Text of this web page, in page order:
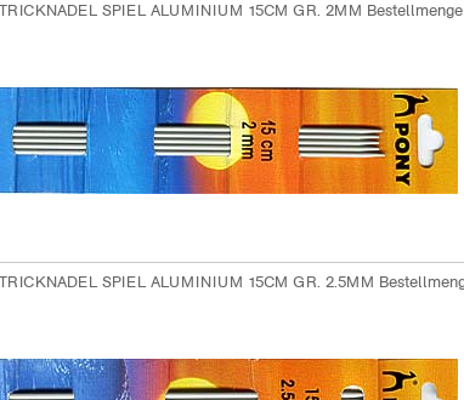
SPIEL ALUMINIUM 15CM GR. 2MM
SPIEL ALUMINIUM 15CM GR. 2.5MM